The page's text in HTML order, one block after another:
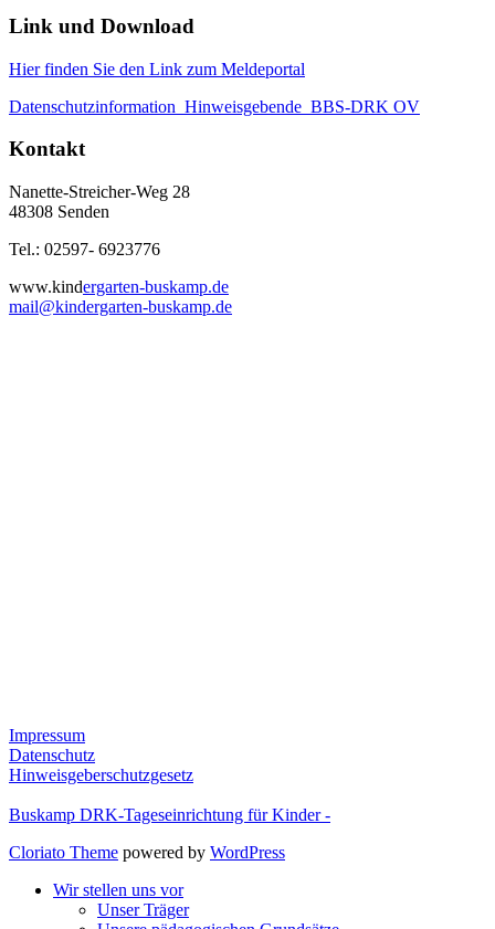
Link und Download
Hier finden Sie den Link zum Meldeportal
Datenschutzinformation_Hinweisgebende_BBS-DRK OV
Kontakt
Nanette-Streicher-Weg 28
48308 Senden
Tel.: 02597- 6923776
www.kindergarten-buskamp.de
mail@kindergarten-buskamp.de
Impressum
Datenschutz
Hinweisgeberschutzgesetz
Buskamp DRK-Tageseinrichtung für Kinder -
Cloriato Theme powered by WordPress
Wir stellen uns vor
Unser Träger